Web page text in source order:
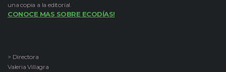
una copia a la editorial.
CONOCE MAS SOBRE ECODÍAS!
> Directora
Valeria Villagra